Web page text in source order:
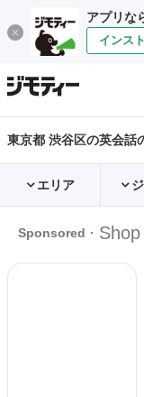
アプリな
インス
東京都 渋谷区の英会話
エリア